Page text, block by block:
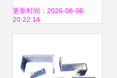
工设备及变压器配
更新时间：2026-08-06
20:22:14